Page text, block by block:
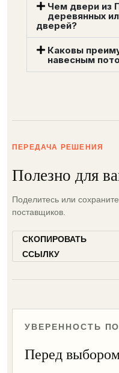
Чем двери из
деревянных
дверей?
Каковы
навесным
ПЕРЕДАЧА РЕШЕНИЯ
Полезно для
Поделитесь или
поставщиков.
СКОПИРОВАТЬ
ССЫЛКУ
УВЕРЕННОСТЬ
Перед